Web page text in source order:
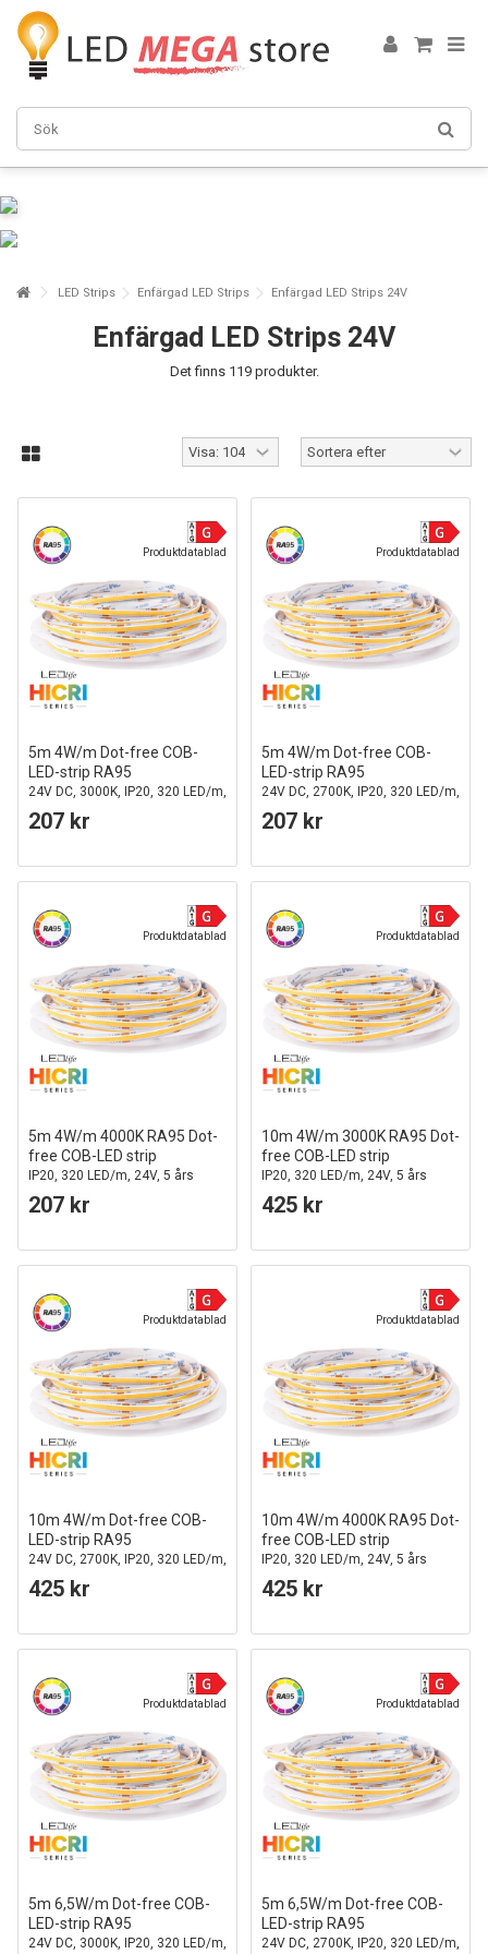
LED Strips Enfärgad LED Strips Enfärgad LED Strips 24V
Enfärgad LED Strips 24V
Det finns 119 produkter.
Produktdatablad
5m 4W/m Dot-free COB-
LED-strip RA95
24V DC, 3000K, IP20, 320 LED/m,
5 års garanti
207 kr
Produktdatablad
5m 4W/m Dot-free COB-
LED-strip RA95
24V DC, 2700K, IP20, 320 LED/m,
5 års garanti
207 kr
Produktdatablad
5m 4W/m 4000K RA95 Dot-
free COB-LED strip
IP20, 320 LED/m, 24V, 5 års
garanti
207 kr
Produktdatablad
10m 4W/m 3000K RA95 Dot-
free COB-LED strip
IP20, 320 LED/m, 24V, 5 års
garanti
425 kr
Produktdatablad
10m 4W/m Dot-free COB-
LED-strip RA95
24V DC, 2700K, IP20, 320 LED/m,
5 års garanti
425 kr
Produktdatablad
10m 4W/m 4000K RA95 Dot-
free COB-LED strip
IP20, 320 LED/m, 24V, 5 års
garanti
425 kr
Produktdatablad
5m 6,5W/m Dot-free COB-
LED-strip RA95
24V DC, 3000K, IP20, 320 LED/m,
Produktdatablad
5m 6,5W/m Dot-free COB-
LED-strip RA95
24V DC, 2700K, IP20, 320 LED/m,